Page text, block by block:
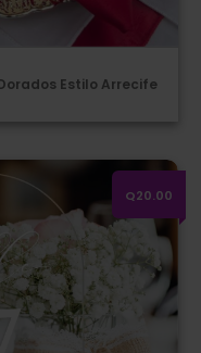
Estilo Arrecife
mesa
Q20.00